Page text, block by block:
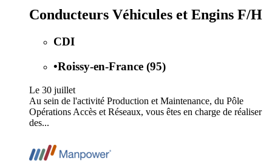
Conducteurs Véhicules et Engins F/H
CDI
•Roissy-en-France (95)
Le 30 juillet
Au sein de l'activité Production et Maintenance, du Pôle
Opérations Accès et Réseaux, vous êtes en charge de réaliser
des...